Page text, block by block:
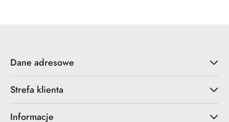
Dane adresowe
Strefa klienta
Informacje